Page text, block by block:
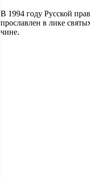
В 1994 году Русской
прославлен в лике
чине.